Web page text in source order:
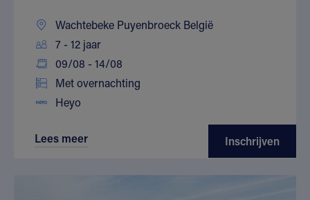
Wachtebeke Puyenbroeck België
7 - 12 jaar
09/08 - 14/08
Met overnachting
Heyo
Lees meer Inschrijven